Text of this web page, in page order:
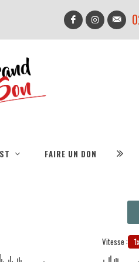
FAIRE UN DON
Vitesse : 1x